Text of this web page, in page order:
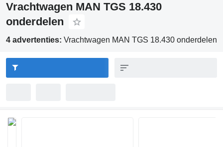
Vrachtwagen MAN TGS 18.430
onderdelen
4 advertenties: Vrachtwagen MAN TGS 18.430 onderdelen